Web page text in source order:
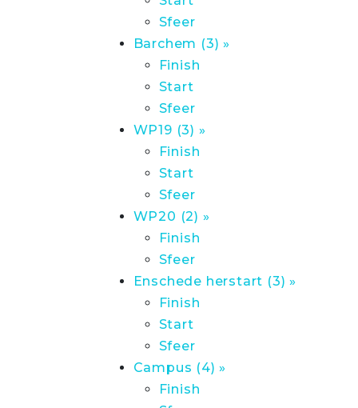
Sfeer
Barchem (3) »
Finish
Start
Sfeer
WP19 (3) »
Finish
Start
Sfeer
WP20 (2) »
Finish
Sfeer
Enschede herstart (3) »
Finish
Start
Sfeer
Campus (4) »
Finish